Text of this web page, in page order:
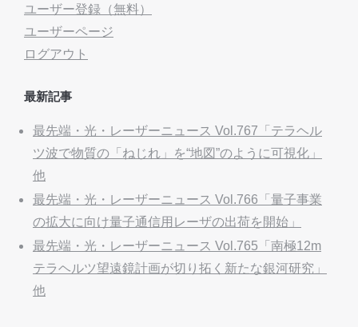
ユーザー登録（無料）
ユーザーページ
ログアウト
最新記事
最先端・光・レーザーニュース Vol.767「テラヘル
ツ波で物質の「ねじれ」を“地図”のように可視化」
他
最先端・光・レーザーニュース Vol.766「量子事業
の拡大に向け量子通信用レーザの出荷を開始」
最先端・光・レーザーニュース Vol.765「南極12m
テラヘルツ望遠鏡計画が切り拓く新たな銀河研究」
他